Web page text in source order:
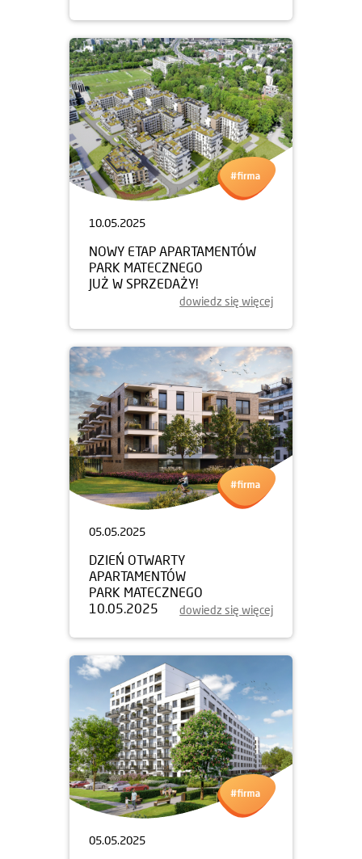
10.05.2025
NOWY ETAP APARTAMENTÓW
PARK MATECZNEGO
JUŻ W SPRZEDAŻY!
dowiedz się więcej
05.05.2025
DZIEŃ OTWARTY
APARTAMENTÓW
PARK MATECZNEGO
10.05.2025
dowiedz się więcej
05.05.2025